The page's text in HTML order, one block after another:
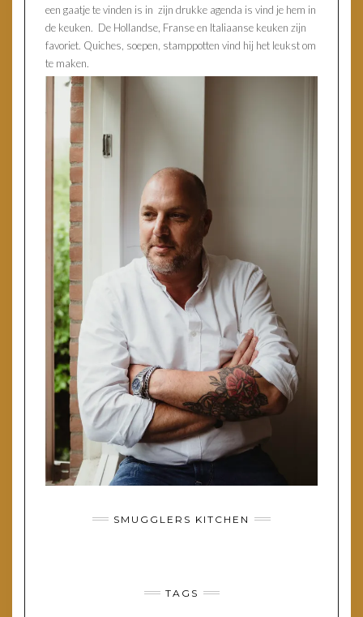
een gaatje te vinden is in zijn drukke agenda is vind je hem in
de keuken. De Hollandse, Franse en Italiaanse keuken zijn
favoriet. Quiches, soepen, stamppotten vind hij het leukst om
te maken.
SMUGGLERS KITCHEN
TAGS